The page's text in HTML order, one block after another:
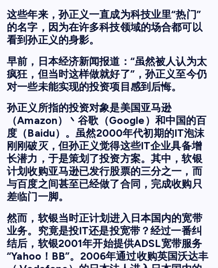
这些年来，孙正义一直成为科技业里“热门”
的名字，因为在许多科技领域的场合都可以
看到孙正义的身影。
早前，日本经济新闻报道：“虽然被人认为太
疯狂，但当时这样做就好了”，孙正义至今仍
对一些未能实现的投资项目感到后悔。
孙正义所指的投资对象是美国亚马逊
（Amazon）丶谷歌（Google）和中国的百
度（Baidu）。虽然2000年代初期的IT泡沫
刚刚破灭，但孙正义觉得这些IT企业具备增
长潜力，于是策划了投资方案。其中，软银
计划收购亚马逊已发行股票的三分之一，而
与百度之间甚至已经做了合同，完成收购只
差临门一脚。
然而，软银当时正计划进入日本国内的宽带
业务。究竟是投IT还是投宽带？经过一番纠
结后，软银2001年开始提供ADSL宽带服务
“Yahoo！BB”。2006年通过收购英国沃达丰